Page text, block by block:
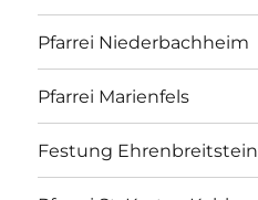
Pfarrei Niederbachheim
Pfarrei Marienfels
Festung Ehrenbreitstein